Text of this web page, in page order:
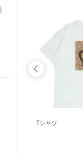
Tシャツ